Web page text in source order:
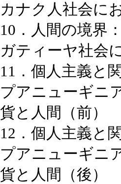
カナク人社会に
10．人間の境界
ガティーヤ社会
11．個人主義と
プアニューギニ
貨と人間（前）
12．個人主義と
プアニューギニ
貨と人間（後）